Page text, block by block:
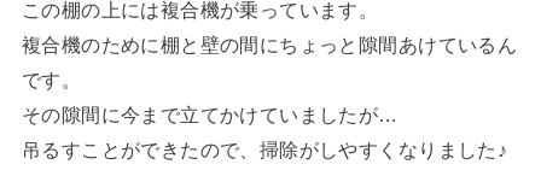
この棚の上には複合機が乗っています。
複合機のために棚と壁の間にちょっと隙間あけているん
です。
その隙間に今まで立てかけていましたが…
吊るすことができたので、掃除がしやすくなりました♪